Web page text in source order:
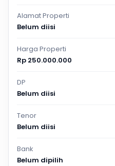
Alamat Properti
Belum diisi
Harga Properti
Rp 250.000.000
DP
Belum diisi
Tenor
Belum diisi
Bank
Belum dipilih